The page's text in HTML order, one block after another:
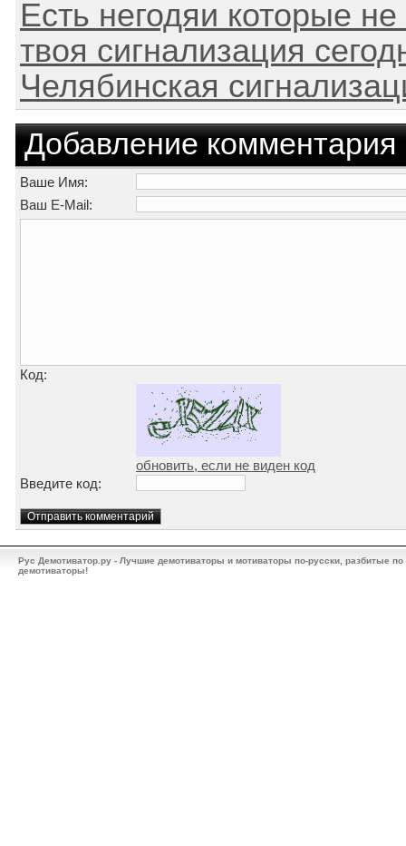
Есть негодяи которые
твоя сигнализация
Челябинская
Добавление комментария
Ваше Имя:
Ваш E-Mail:
Код:
обновить, если не виден код
Введите код:
Рус Демотиватор.ру - Лучшие демотиваторы и мотиваторы по-русски, разбитые
демотиваторы!